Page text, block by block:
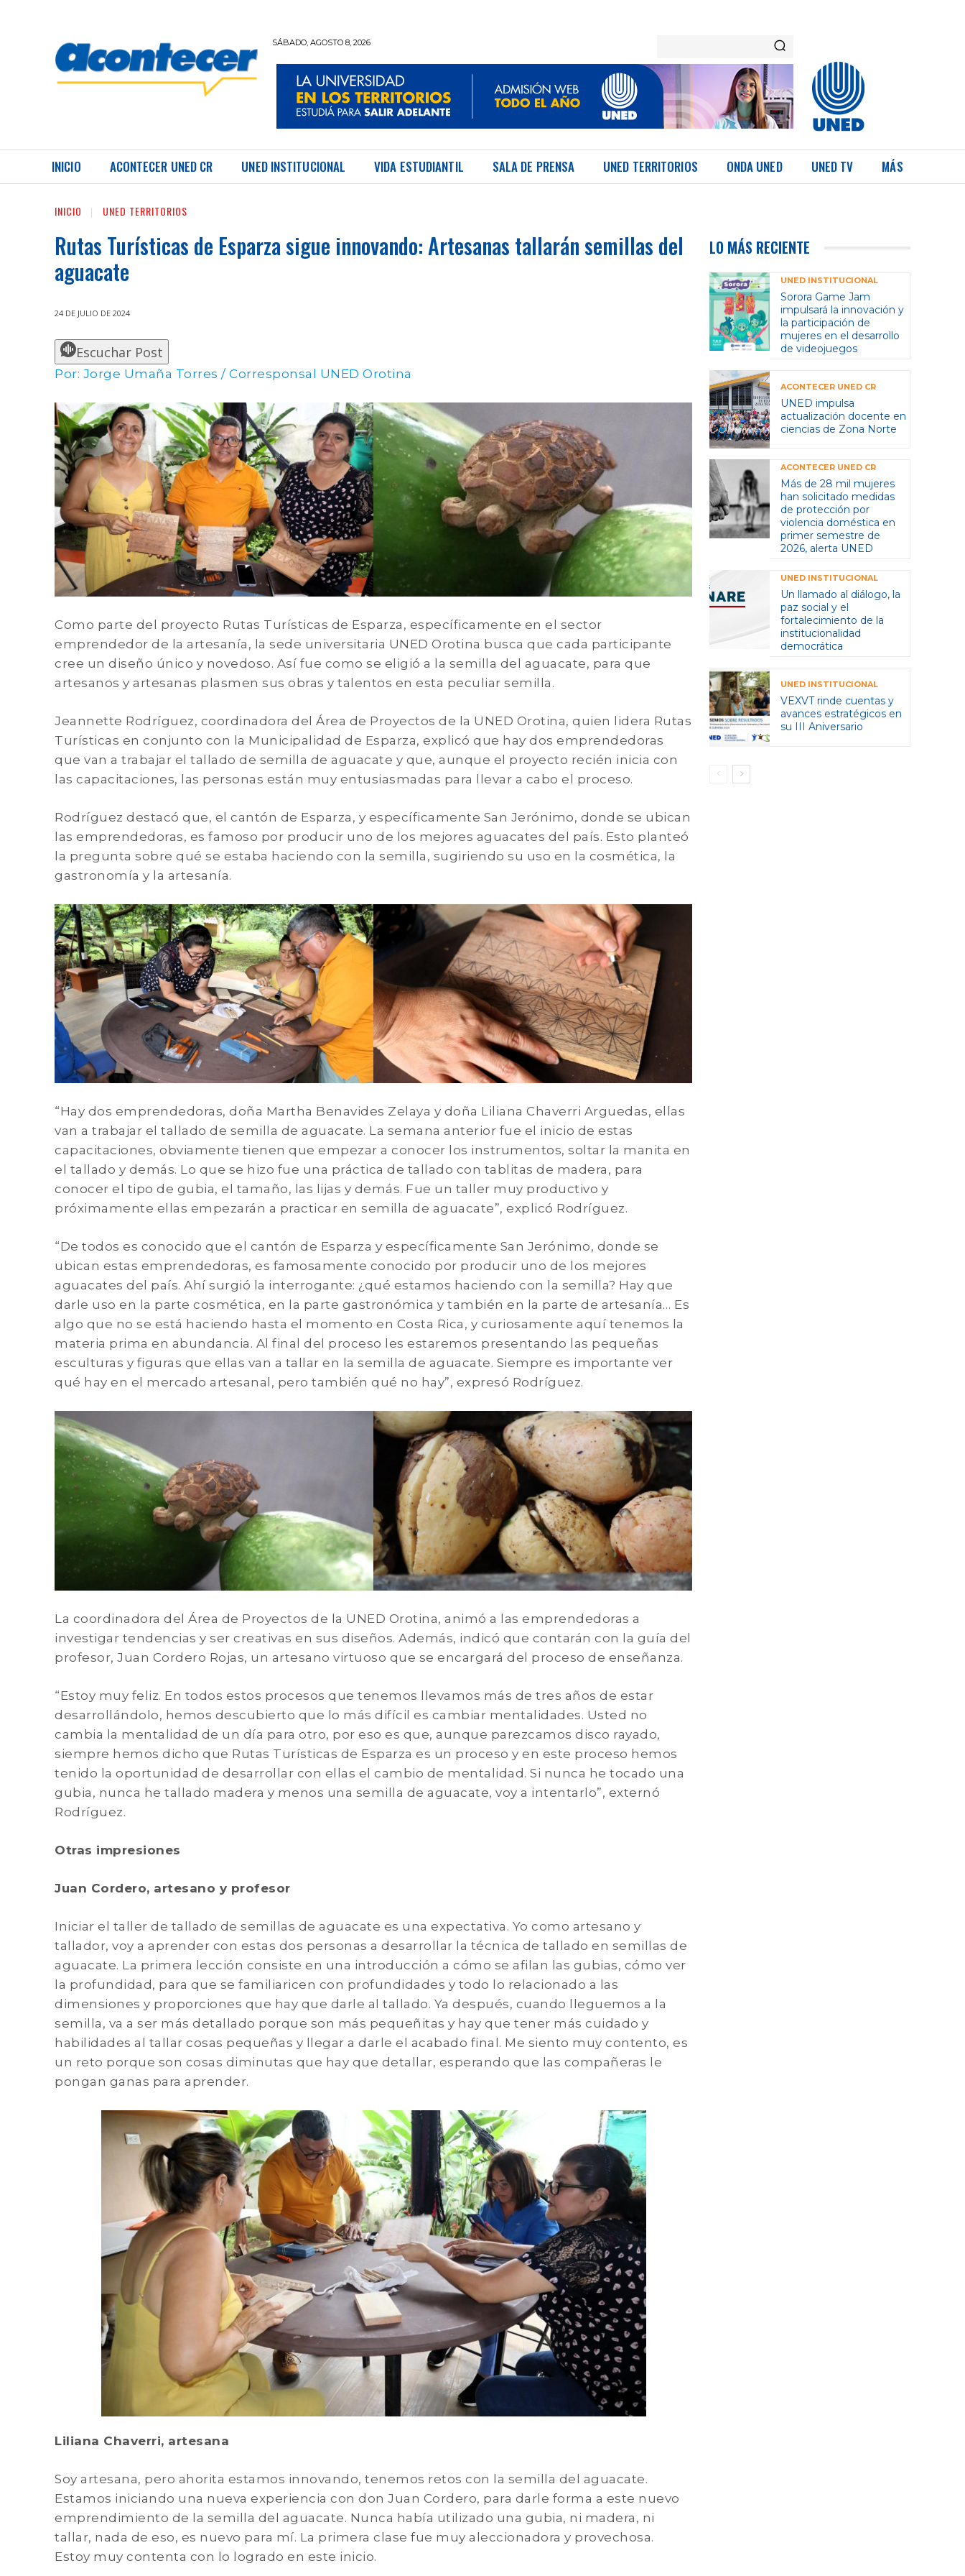
SÁBADO, AGOSTO 8, 2026
INICIO ACONTECER UNED CR UNED INSTITUCIONAL VIDA ESTUDIANTIL SALA DE PRENSA UNED TERRITORIOS ONDA UNED UNED TV MÁS
INICIO UNED TERRITORIOS
Rutas Turísticas de Esparza sigue innovando: Artesanas tallarán semillas del
aguacate
24 DE JULIO DE 2024
Escuchar Post
Por: Jorge Umaña Torres / Corresponsal UNED Orotina
Como parte del proyecto Rutas Turísticas de Esparza, específicamente en el sector
emprendedor de la artesanía, la sede universitaria UNED Orotina busca que cada participante
cree un diseño único y novedoso. Así fue como se eligió a la semilla del aguacate, para que
artesanos y artesanas plasmen sus obras y talentos en esta peculiar semilla.
Jeannette Rodríguez, coordinadora del Área de Proyectos de la UNED Orotina, quien lidera Rutas
Turísticas en conjunto con la Municipalidad de Esparza, explicó que hay dos emprendedoras
que van a trabajar el tallado de semilla de aguacate y que, aunque el proyecto recién inicia con
las capacitaciones, las personas están muy entusiasmadas para llevar a cabo el proceso.
Rodríguez destacó que, el cantón de Esparza, y específicamente San Jerónimo, donde se ubican
las emprendedoras, es famoso por producir uno de los mejores aguacates del país. Esto planteó
la pregunta sobre qué se estaba haciendo con la semilla, sugiriendo su uso en la cosmética, la
gastronomía y la artesanía.
“Hay dos emprendedoras, doña Martha Benavides Zelaya y doña Liliana Chaverri Arguedas, ellas
van a trabajar el tallado de semilla de aguacate. La semana anterior fue el inicio de estas
capacitaciones, obviamente tienen que empezar a conocer los instrumentos, soltar la manita en
el tallado y demás. Lo que se hizo fue una práctica de tallado con tablitas de madera, para
conocer el tipo de gubia, el tamaño, las lijas y demás. Fue un taller muy productivo y
próximamente ellas empezarán a practicar en semilla de aguacate”, explicó Rodríguez.
“De todos es conocido que el cantón de Esparza y específicamente San Jerónimo, donde se
ubican estas emprendedoras, es famosamente conocido por producir uno de los mejores
aguacates del país. Ahí surgió la interrogante: ¿qué estamos haciendo con la semilla? Hay que
darle uso en la parte cosmética, en la parte gastronómica y también en la parte de artesanía… Es
algo que no se está haciendo hasta el momento en Costa Rica, y curiosamente aquí tenemos la
materia prima en abundancia. Al final del proceso les estaremos presentando las pequeñas
esculturas y figuras que ellas van a tallar en la semilla de aguacate. Siempre es importante ver
qué hay en el mercado artesanal, pero también qué no hay”, expresó Rodríguez.
La coordinadora del Área de Proyectos de la UNED Orotina, animó a las emprendedoras a
investigar tendencias y ser creativas en sus diseños. Además, indicó que contarán con la guía del
profesor, Juan Cordero Rojas, un artesano virtuoso que se encargará del proceso de enseñanza.
“Estoy muy feliz. En todos estos procesos que tenemos llevamos más de tres años de estar
desarrollándolo, hemos descubierto que lo más difícil es cambiar mentalidades. Usted no
cambia la mentalidad de un día para otro, por eso es que, aunque parezcamos disco rayado,
siempre hemos dicho que Rutas Turísticas de Esparza es un proceso y en este proceso hemos
tenido la oportunidad de desarrollar con ellas el cambio de mentalidad. Si nunca he tocado una
gubia, nunca he tallado madera y menos una semilla de aguacate, voy a intentarlo”, externó
Rodríguez.
Otras impresiones
Juan Cordero, artesano y profesor
Iniciar el taller de tallado de semillas de aguacate es una expectativa. Yo como artesano y
tallador, voy a aprender con estas dos personas a desarrollar la técnica de tallado en semillas de
aguacate. La primera lección consiste en una introducción a cómo se afilan las gubias, cómo ver
la profundidad, para que se familiaricen con profundidades y todo lo relacionado a las
dimensiones y proporciones que hay que darle al tallado. Ya después, cuando lleguemos a la
semilla, va a ser más detallado porque son más pequeñitas y hay que tener más cuidado y
habilidades al tallar cosas pequeñas y llegar a darle el acabado final. Me siento muy contento, es
un reto porque son cosas diminutas que hay que detallar, esperando que las compañeras le
pongan ganas para aprender.
Liliana Chaverri, artesana
Soy artesana, pero ahorita estamos innovando, tenemos retos con la semilla del aguacate.
Estamos iniciando una nueva experiencia con don Juan Cordero, para darle forma a este nuevo
emprendimiento de la semilla del aguacate. Nunca había utilizado una gubia, ni madera, ni
tallar, nada de eso, es nuevo para mí. La primera clase fue muy aleccionadora y provechosa.
Estoy muy contenta con lo logrado en este inicio.
LO MÁS RECIENTE
UNED INSTITUCIONAL
Sorora Game Jam
impulsará la innovación y
la participación de
mujeres en el desarrollo
de videojuegos
ACONTECER UNED CR
UNED impulsa
actualización docente en
ciencias de Zona Norte
ACONTECER UNED CR
Más de 28 mil mujeres
han solicitado medidas
de protección por
violencia doméstica en
primer semestre de
2026, alerta UNED
UNED INSTITUCIONAL
Un llamado al diálogo, la
paz social y el
fortalecimiento de la
institucionalidad
democrática
UNED INSTITUCIONAL
VEXVT rinde cuentas y
avances estratégicos en
su III Aniversario